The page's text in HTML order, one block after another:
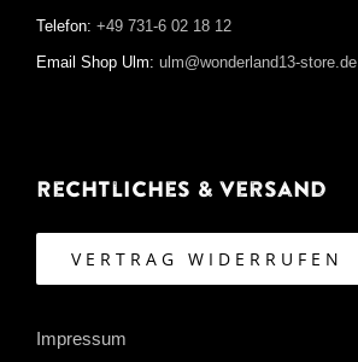
Telefon: +49 731-6 02 18 12
Email Shop Ulm: ulm@wonderland13-store.de
Rechtliches & Versand
VERTRAG WIDERRUFEN
Impressum